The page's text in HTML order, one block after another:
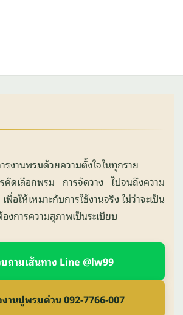
รงานพรมด้วยความตั้งใจในทุกราย
คัดเลือกพรม การจัดวาง ไปจนถึงความ
อให้เหมาะกับการใช้งานจริง ไม่ว่าจะเป็น
งการความสุภาพเป็นระเบียบ
ถามเส้นทาง Line @lw99
านปูพรมด่วน 092-7766-007